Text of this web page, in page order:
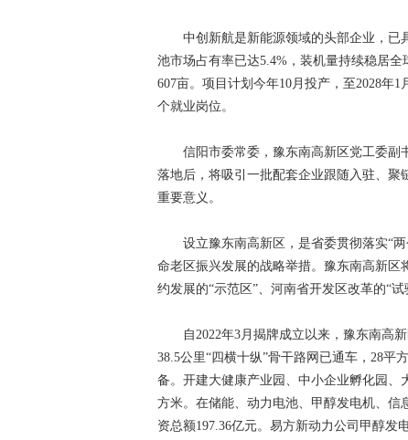
中创新航是新能源领域的头部企业，已具
池市场占有率已达5.4%，装机量持续稳居
607亩。项目计划今年10月投产，至2028年
个就业岗位。
信阳市委常委，豫东南高新区党工委副书
落地后，将吸引一批配套企业跟随入驻、
重要意义。
设立豫东南高新区，是省委贯彻落实“两
命老区振兴发展的战略举措。豫东南高新区
约发展的“示范区”、河南省开发区改革的“
自2022年3月揭牌成立以来，豫东南高新
38.5公里“四横十纵”骨干路网已通车，28平
备。开建大健康产业园、中小企业孵化园、
方米。在储能、动力电池、甲醇发电机、
资总额197.36亿元。易方新动力公司甲醇发